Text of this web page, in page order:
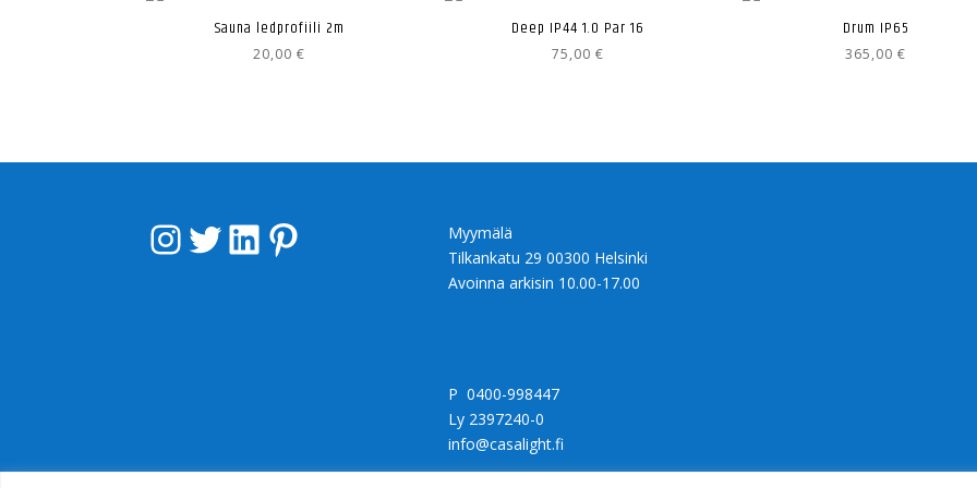
Sauna ledprofiili 2m
20,00€
Deep IP44 1.0 Par 16
75,00 €
Drum IP65
365,00€
InstagramTwitter LinkedIn Pinterest
Myymälä
Tilkankatu 29 00300 Helsinki
Avoinna arkisin 10.00-17.00
P 0400-998447
Ly 2397240-0
info@casalight.fi